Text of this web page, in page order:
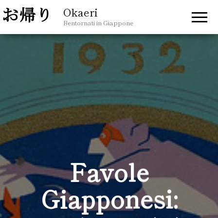
Okaeri
Bentornati in Giappone
Favole
Giapponesi: